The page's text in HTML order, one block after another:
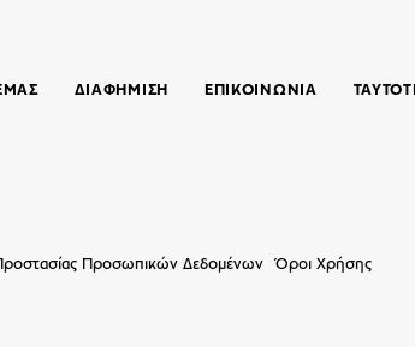
ΔΙΑΦΗΜΙΣΗ ΕΠΙΚΟΙΝΩΝΊΑ
Προσωπικών Δεδομένων Όροι Χρήσης